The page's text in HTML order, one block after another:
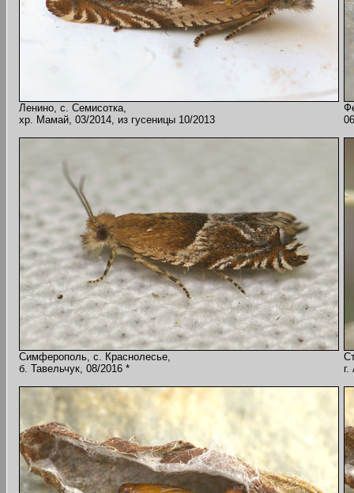
Ленино, с. Семисотка,
хр. Мамай, 03/2014, из гусеницы 10/2013
Симферополь, с. Краснолесье,
б. Тавельчук, 08/2016 *